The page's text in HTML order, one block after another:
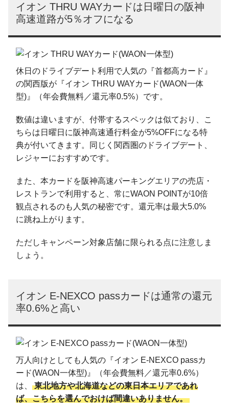
イオン THRU WAYカードは日曜日の阪神
高速道路が5％オフになる
休日のドライブデート利用で人気の『首都高カード』
の関西版が『イオン THRU WAYカード(WAON一体
型)』（年会費無料／還元率0.5%）です。
数値は違いますが、付帯するスペックは似ており、こ
ちらは日曜日に阪神高速通行料金が5%OFFになる特
典が付いてきます。同じく関西圏のドライブデート、
レジャーにおすすめです。
また、本カードを阪神高速パーキングエリアの売店・
レストランで利用すると、常にWAON POINTが10倍
観点されるのも人気の秘密です。還元率は最大5.0%
に跳ね上がります。
ただしキャンペーン対象店舗に限られる点に注意しま
しょう。
イオン E-NEXCO passカードは通常の還元
率0.6%と高い
万人向けとしても人気の『イオン E-NEXCO passカ
ード(WAON一体型)』（年会費無料／還元率0.6%）
は、 東北地方や北海道などの東日本エリアであれ
ば、こちらを選んでおけば間違いありません。